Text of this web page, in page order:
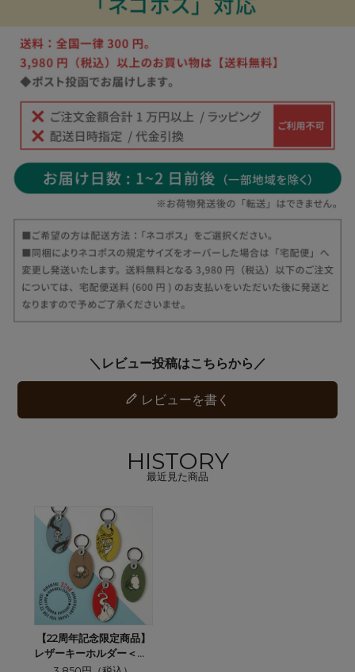
レビューを書く
HISTORY
最近見た商品
【22周年記念限定商品】
レザーキーホルダー＜全5
柄＞